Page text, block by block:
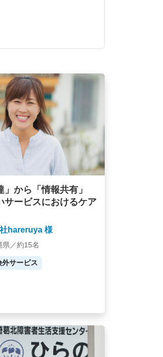
から「情報共有」
サービスにおけるケア
hareruya 様
県／約15名
外サービス